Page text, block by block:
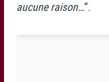
aucune raison…“.